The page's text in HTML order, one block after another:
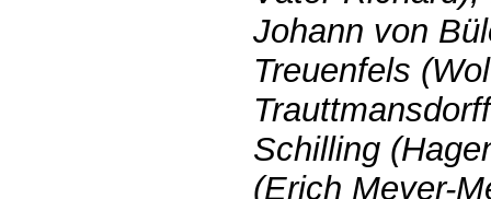
Johann von
Treuenfels
Schilling
(Erich Meyer-